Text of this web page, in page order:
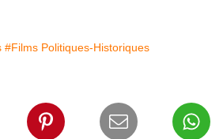
#Films Politiques-Historiques